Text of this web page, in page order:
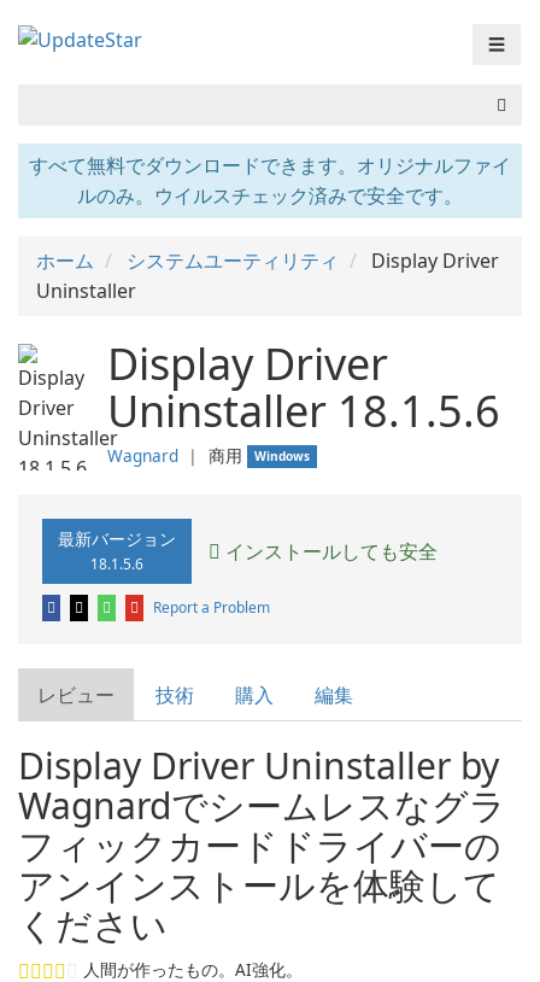
☰
すべて無料でダウンロードできます。オリジナルファイ
ルのみ。ウイルスチェック済みで安全です。
ホーム システムユーティリティ
Display Driver
Uninstaller
Display Driver
Uninstaller 18.1.5.6
Wagnard ❘ 商用 Windows
最新バージョン
18.1.5.6 インストールしても安全
Report a Problem
レビュー 技術 購入 編集
Display Driver Uninstaller by
Wagnardでシームレスなグラ
フィックカードドライバーの
アンインストールを体験して
ください
人間が作ったもの。AI強化。